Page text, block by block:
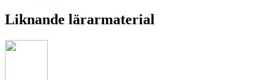
Liknande lärarmaterial